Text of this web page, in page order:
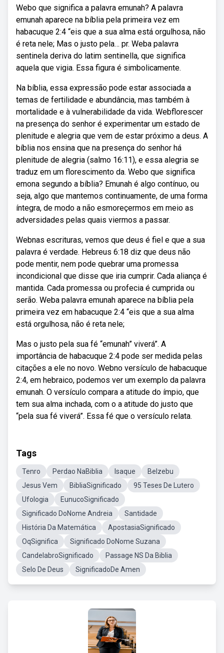
Webo que significa a palavra emunah? A palavra
emunah aparece na bíblia pela primeira vez em
habacuque 2:4 “eis que a sua alma está orgulhosa, não
é reta nele; Mas o justo pela… pr. Weba palavra
sentinela deriva do latim sentinella, que significa
aquela que vigia. Essa figura é simbolicamente.
Na bíblia, essa expressão pode estar associada a
temas de fertilidade e abundância, mas também à
mortalidade e à vulnerabilidade da vida. Webflorescer
na presença do senhor é experimentar um estado de
plenitude e alegria que vem de estar próximo a deus. A
bíblia nos ensina que na presença do senhor há
plenitude de alegria (salmo 16:11), e essa alegria se
traduz em um florescimento da. Webo que significa
emona segundo a bíblia? Emunah é algo contínuo, ou
seja, algo que mantemos continuamente, de uma forma
íntegra, de modo a não esmoreçermos em meio as
adversidades pelas quais viermos a passar.
Webnas escrituras, vemos que deus é fiel e que a sua
palavra é verdade. Hebreus 6:18 diz que deus não
pode mentir, nem pode quebrar uma promessa
incondicional que disse que iria cumprir. Cada aliança é
mantida. Cada promessa ou profecia é cumprida ou
serão. Weba palavra emunah aparece na bíblia pela
primeira vez em habacuque 2:4 “eis que a sua alma
está orgulhosa, não é reta nele;
Mas o justo pela sua fé “emunah” viverá”. A
importância de habacuque 2:4 pode ser medida pelas
citações a ele no novo. Webno versículo de habacuque
2:4, em hebraico, podemos ver um exemplo da palavra
emunah. O versículo compara a atitude do ímpio, que
tem sua alma inchada, com o a atitude do justo que
“pela sua fé viverá”. Essa fé que o versículo relata.
Tags
Tenro Perdao NaBiblia Isaque
Belzebu
Jesus Vem
BibliaSignificado
95 Teses De Lutero
Ufologia
EunucoSignificado
Significado DoNome Andreia
Santidade
História Da Matemática
ApostasiaSignificado
OqSignifica
Significado DoNome Suzana
CandelabroSignificado
Passage NS Da Biblia
Selo De Deus
SignificadoDe Amen